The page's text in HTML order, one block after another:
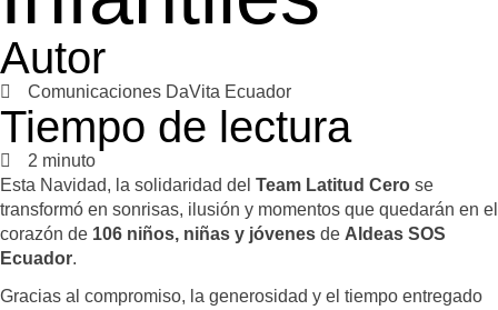
Autor
Comunicaciones DaVita Ecuador
Tiempo de lectura
2 minuto
Esta Navidad, la solidaridad del Team Latitud Cero se
transformó en sonrisas, ilusión y momentos que quedarán en el
corazón de 106 niños, niñas y jóvenes de Aldeas SOS
Ecuador.
Gracias al compromiso, la generosidad y el tiempo entregado